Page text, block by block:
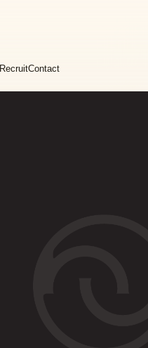
RecruitContact